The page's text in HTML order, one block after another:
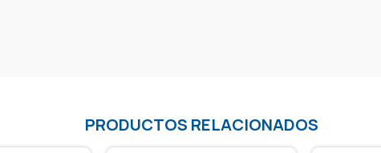
PRODUCTOS RELACIONADOS